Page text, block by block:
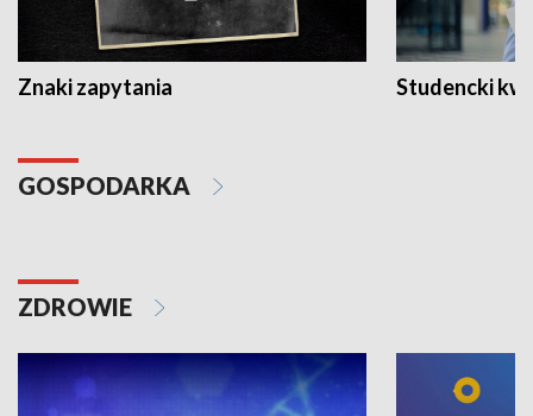
Znaki zapytania Studencki
GOSPODARKA
ZDROWIE